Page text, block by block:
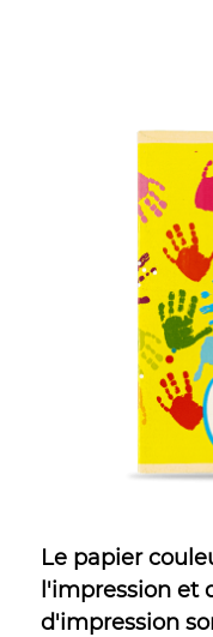
Le papier
l'impression et
d'impression